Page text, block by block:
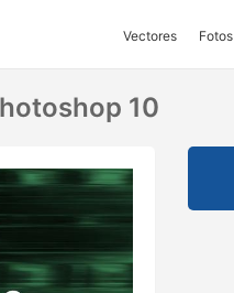
Vectores Fotos
10